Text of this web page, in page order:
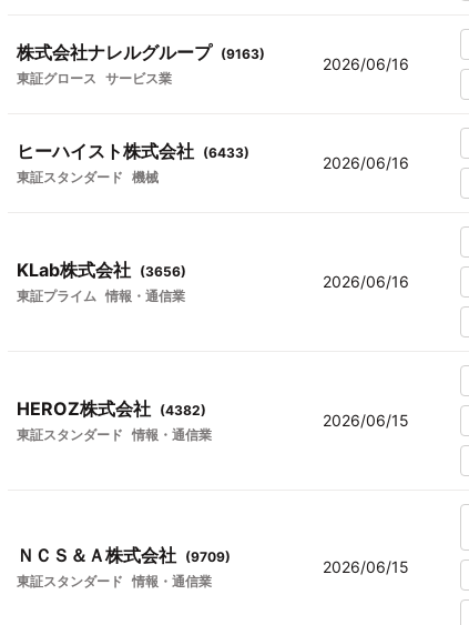
株式会社ナレルグループ (9163)
東証グロース サービス業
2026/06/16
ヒーハイスト株式会社 (6433)
東証スタンダード 機械
2026/06/16
KLab株式会社 (3656)
東証プライム 情報・通信業
2026/06/16
HEROZ株式会社 (4382)
東証スタンダード 情報・通信業
2026/06/15
ＮＣＳ＆Ａ株式会社 (9709)
東証スタンダード 情報・通信業
2026/06/15